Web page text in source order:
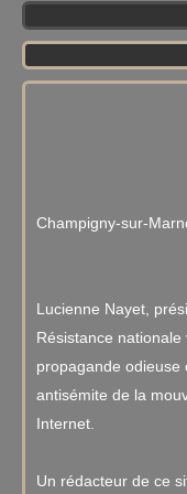
Champigny-sur-
Lucienne Nayet,
Résistance nationale
propagande odieuse
antisémite de la
Internet.
Un rédacteur de ce